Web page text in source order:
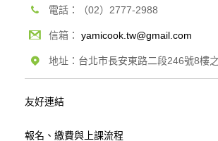
電話：（02）2777-2988
信箱： yamicook.tw@gmail.com
地址：台北市長安東路二段246號8樓
友好連結
報名、繳費與上課流程